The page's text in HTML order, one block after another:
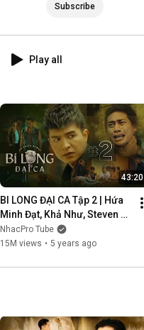
Subscribe
Play all
43:20
BI LONG ĐẠI CA Tập 2 | Hứa
Minh Đạt, Khả Như, Steven
Nguyễn, Lợi Trần |
Webdrama Yang Hồ 2021
NhacPro Tube
15M views • 5 years ago